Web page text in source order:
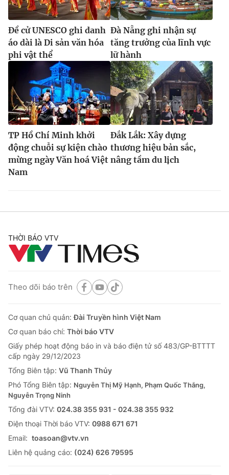
Đề cử UNESCO ghi danh
áo dài là Di sản văn hóa
phi vật thể
Đà Nẵng ghi nhận sự
tăng trưởng của lĩnh vực
lữ hành
TP Hồ Chí Minh khởi
động chuỗi sự kiện chào
mừng ngày Văn hoá Việt
Nam
Đắk Lắk: Xây dựng
thương hiệu bản sắc,
nâng tầm du lịch
THỜI BÁO VTV
Theo dõi báo trên
Cơ quan chủ quản:Đài Truyền hình Việt Nam
Cơ quan báo chí: Thời báo VTV
Giấy phép hoạt động báo in và báo điện tử số 483/GP-BTTTT
cấp ngày 29/12/2023
Tổng Biên tập: Vũ Thanh Thủy
Phó Tổng Biên tập: Nguyễn Thị Mỹ Hạnh, Phạm Quốc Thắng,
Nguyễn Trọng Ninh
Tổng đài VTV: 024.38 355 931 - 024.38 355 932
Ðiện thoại Thời báo VTV: 0988 671 671
Email: toasoan@vtv.vn
Liên hệ quảng cáo: (024) 626 79595